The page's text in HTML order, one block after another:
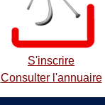
S'inscrire
Consulter l'annuaire